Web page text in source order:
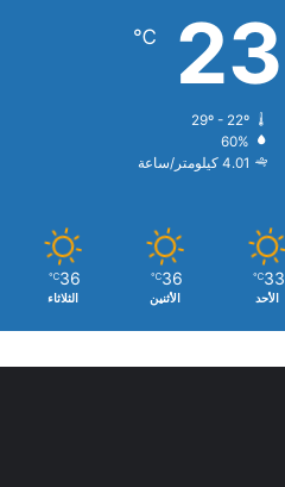
23
℃
29º - 22º
60%
4.01 كيلومتر/ساعة
33
℃
الأحد
36
℃
الأثنين
36
℃
الثلاثاء